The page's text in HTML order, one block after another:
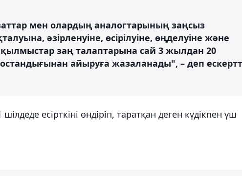
мен олардың аналогтарының заңсыз
әзірленуіне, өсірілуіне, өңделуіне және
заң талаптарына сай 3 жылдан 20
айыруға жазаланады", – деп
есірткіні өндіріп, таратқан деген күдікпен үш